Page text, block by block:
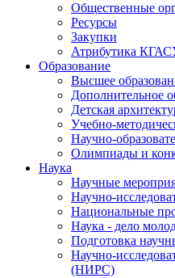
Общественные
Ресурсы
Закупки
Атрибутика
Образование
Высшее
Дополнительное
Детская
Учебно-
Научно-
Олимпиады и
Наука
Научные
Научно-
Национальные
Наука - дело
Подготовка
Научно-
(НИРС)